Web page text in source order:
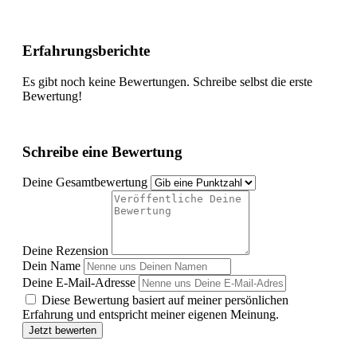
Erfahrungsberichte
Es gibt noch keine Bewertungen. Schreibe selbst die erste
Bewertung!
Schreibe eine Bewertung
Deine Gesamtbewertung
Deine Rezension
Dein Name
Deine E-Mail-Adresse
Diese Bewertung basiert auf meiner persönlichen
Erfahrung und entspricht meiner eigenen Meinung.
Jetzt bewerten